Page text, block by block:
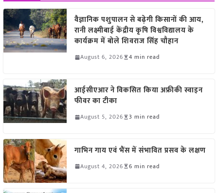
वैज्ञानिक पशुपालन से बढ़ेगी किसानों की आय,
रानी लक्ष्मीबाई केंद्रीय कृषि विश्वविद्यालय के
कार्यक्रम में बोले शिवराज सिंह चौहान
August 6, 2026 4 min read
आईसीएआर ने विकसित किया अफ्रीकी स्वाइन
फीवर का टीका
August 5, 2026 3 min read
गाभिन गाय एवं भैंस में संभावित प्रसव के लक्षण
August 4, 2026 6 min read